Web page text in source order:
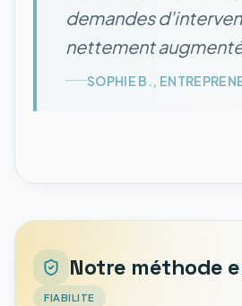
demandes
nettement
SOPHIE B.,
Notre méthode
FIABILITE